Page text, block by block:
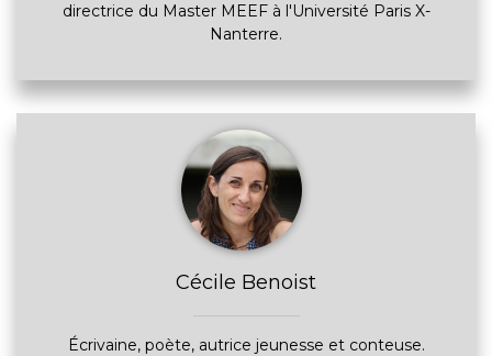
directrice du Master MEEF à l'Université Paris X-
Nanterre.
Cécile Benoist
Écrivaine, poète, autrice jeunesse et conteuse.